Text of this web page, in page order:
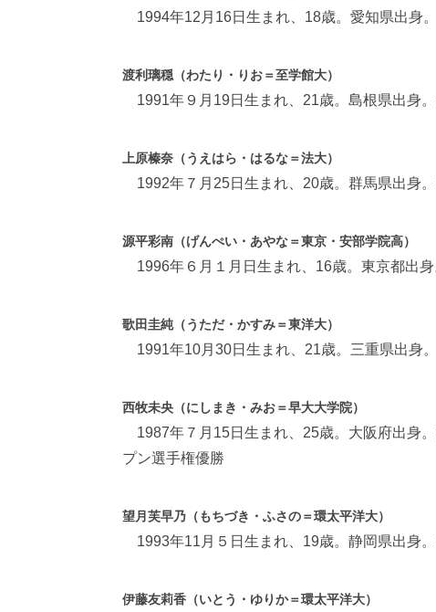
1994年12月16日生まれ、18歳。愛知県出身
渡利璃穏（わたり・りお＝至学館大）
1991年９月19日生まれ、21歳。島根県出身
上原榛奈（うえはら・はるな＝法大）
1992年７月25日生まれ、20歳。群馬県出身
源平彩南（げんぺい・あやな＝東京・安部学院高）
1996年６月１月日生まれ、16歳。東京都出
歌田圭純（うただ・かすみ＝東洋大）
1991年10月30日生まれ、21歳。三重県出身
西牧未央（にしまき・みお＝早大大学院）
1987年７月15日生まれ、25歳。大阪府出身
プン選手権優勝
望月芙早乃（もちづき・ふさの＝環太平洋大）
1993年11月５日生まれ、19歳。静岡県出身
伊藤友莉香（いとう・ゆりか＝環太平洋大）